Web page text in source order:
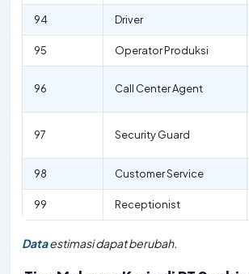
94 Driver
95 Operator Produksi
96 Call Center Agent
97 Security Guard
98 Customer Service
99 Receptionist
Dataestimasi dapat berubah.